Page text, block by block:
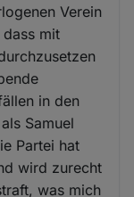
Verein
mit
in den
Samuel
Partei hat
wird zurecht
was mich